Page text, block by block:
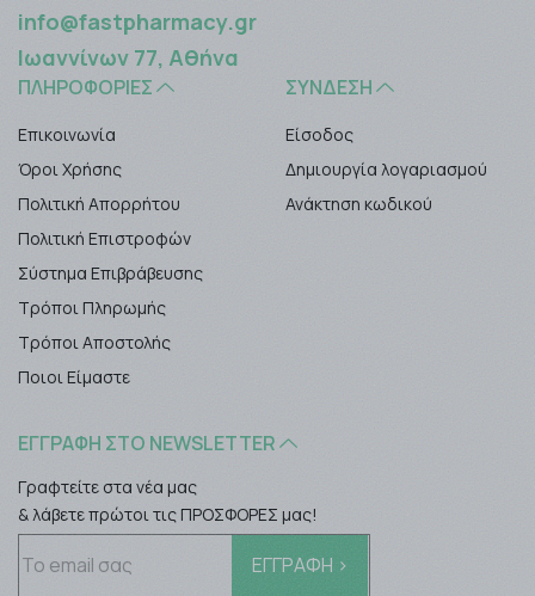
info@fastpharmacy.gr
Ιωαννίνων 77, Αθήνα
ΠΛΗΡΟΦΟΡΊΕΣ
Επικοινωνία
Όροι Χρήσης
Πολιτική Απορρήτου
Πολιτική Επιστροφών
Σύστημα Επιβράβευσης
Τρόποι Πληρωμής
Τρόποι Αποστολής
Ποιοι Είμαστε
ΣΎΝΔΕΣΗ
Είσοδος
Δημιουργία λογαριασμού
Ανάκτηση κωδικού
ΕΓΓΡΑΦΉ ΣΤΟ NEWSLETTER
Γραφτείτε στα νέα μας
& λάβετε πρώτοι τις ΠΡΟΣΦΟΡΕΣ μας!